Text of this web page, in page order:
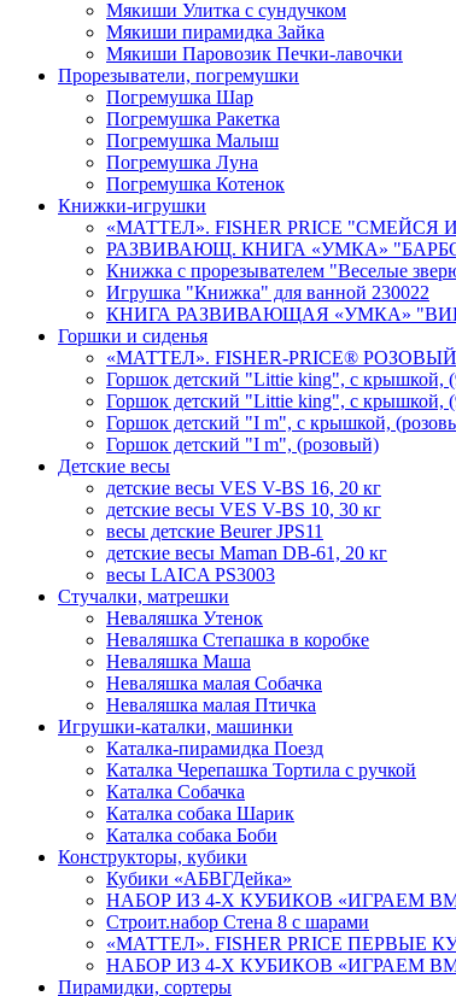
Мякиши Улитка с сундучком
Мякиши пирамидка Зайка
Мякиши Паровозик Печки-лавочки
Прорезыватели, погремушки
Погремушка Шар
Погремушка Ракетка
Погремушка Малыш
Погремушка Луна
Погремушка Котенок
Книжки-игрушки
«МАТТЕЛ». FISHER PRICE
РАЗВИВАЮЩ. КНИГА «УМКА»
Книжка с прорезывателем "Веселые
Игрушка "Книжка" для ванной 230022
КНИГА РАЗВИВАЮЩАЯ «УМКА»
Горшки и сиденья
«МАТТЕЛ». FISHER-PRICE®
Горшок детский "Littie king", с крышкой,
Горшок детский "Littie king", с крышкой,
Горшок детский "I m", с крышкой,
Горшок детский "I m", (розовый)
Детские весы
детские весы VES V-BS 16, 20 кг
детские весы VES V-BS 10, 30 кг
весы детские Beurer JPS11
детские весы Maman DB-61, 20 кг
весы LAICA PS3003
Стучалки, матрешки
Неваляшка Утенок
Неваляшка Степашка в коробке
Неваляшка Маша
Неваляшка малая Собачка
Неваляшка малая Птичка
Игрушки-каталки, машинки
Каталка-пирамидка Поезд
Каталка Черепашка Тортила с ручкой
Каталка Собачка
Каталка собака Шарик
Каталка собака Боби
Конструкторы, кубики
Кубики «АБВГДейка»
НАБОР ИЗ 4-Х КУБИКОВ «ИГРАЕМ
Строит.набор Стена 8 с шарами
«МАТТЕЛ». FISHER PRICE ПЕРВЫЕ
НАБОР ИЗ 4-Х КУБИКОВ «ИГРАЕМ
Пирамидки, сортеры